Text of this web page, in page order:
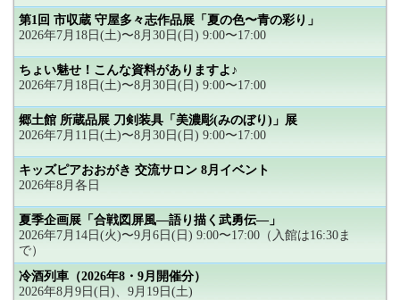
第1回 市収蔵 守屋多々志作品展「夏の色〜青の彩り」
2026年7月18日(土)〜8月30日(日) 9:00〜17:00
ちょい魅せ！こんな資料がありますよ♪
2026年7月18日(土)〜8月30日(日) 9:00〜17:00
郷土館 所蔵品展 刀剣装具「美濃彫(みのぼり)」展
2026年7月11日(土)〜8月30日(日) 9:00〜17:00
キッズピアおおがき 交流サロン 8月イベント
2026年8月各日
夏季企画展「合戦図屏風―語り描く武勇伝―」
2026年7月14日(火)〜9月6日(日) 9:00〜17:00（入館は16:30ま
で）
冷酒列車（2026年8・9月開催分）
2026年8月9日(日)、9月19日(土)